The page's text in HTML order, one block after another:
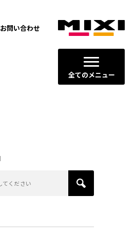
全てのメニュー
お問い合わせ